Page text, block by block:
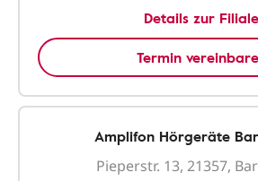
Details zur Filiale
Termin
Amplifon Hörgeräte
Pieperstr. 13, 21357,